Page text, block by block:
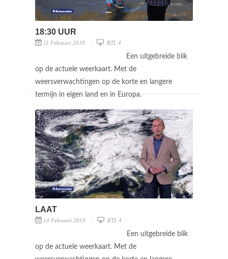
18:30 UUR
11 Februari 2019 RTL 4
Een uitgebreide blik
op de actuele weerkaart. Met de
weersverwachtingen op de korte en langere
termijn in eigen land en in Europa.
LAAT
10 Februari 2019 RTL 4
Een uitgebreide blik
op de actuele weerkaart. Met de